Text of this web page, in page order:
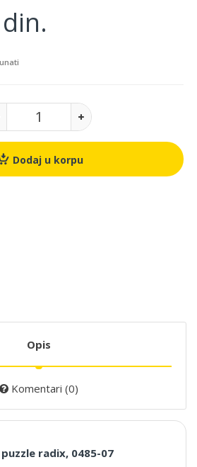
Dodaj u korpu
Opis
Komentari (0)
radix, 0485-07